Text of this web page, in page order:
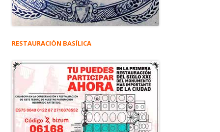
RESTAURACIÓN BASÍLICA